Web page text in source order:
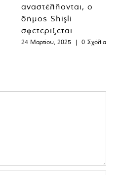
αναστέλλονται, ο
δήμος Shişli
σφετερίζεται
24 Μαρτίου, 2025 | 0 Σχόλια